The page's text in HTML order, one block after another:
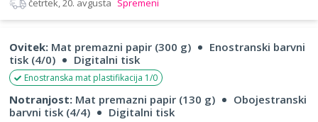
četrtek, 20. avgusta Spremeni
Ovitek: Mat premazni papir (300 g)
Enostranski barvni
tisk (4/0)
Digitalni tisk
Enostranska mat plastifikacija 1/0
Notranjost: Mat premazni papir (130 g)
Obojestranski
barvni tisk (4/4)
Digitalni tisk